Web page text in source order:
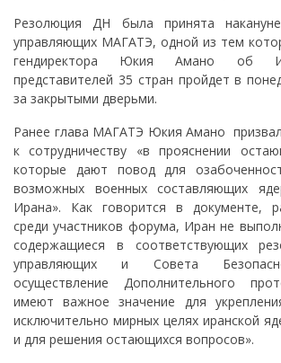
Резолюция ДН была принята
управляющих МАГАТЭ, одной из тем
гендиректора Юкия Амано об
представителей 35 стран пройдет в
за закрытыми дверьми.
Ранее глава МАГАТЭ Юкия Амано призвал
к сотрудничеству «в прояснении
которые дают повод для
возможных военных составляющих
Ирана». Как говорится в документе,
среди участников форума, Иран не
содержащиеся в соответствующих
управляющих и Совета
осуществление Дополнительного
имеют важное значение для
исключительно мирных целях иранской
и для решения остающихся вопросов».